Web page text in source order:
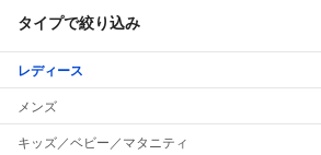
タイプで絞り込み
レディース
メンズ
キッズ／ベビー／マタニティ